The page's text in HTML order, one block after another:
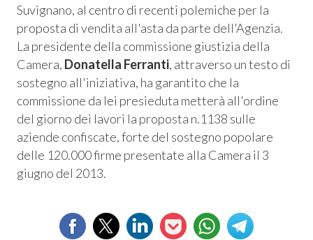
Suvignano, al centro di recenti polemiche per la
proposta di vendita all'asta da parte dell'Agenzia.
La presidente della commissione giustizia della
Camera, Donatella Ferranti, attraverso un testo di
sostegno all'iniziativa, ha garantito che la
commissione da lei presieduta metterà all'ordine
del giorno dei lavori la proposta n.1138 sulle
aziende confiscate, forte del sostegno popolare
delle 120.000 firme presentate alla Camera il 3
giugno del 2013.